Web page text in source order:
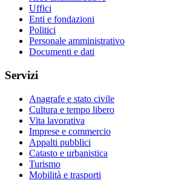
Uffici
Enti e fondazioni
Politici
Personale amministrativo
Documenti e dati
Servizi
Anagrafe e stato civile
Cultura e tempo libero
Vita lavorativa
Imprese e commercio
Appalti pubblici
Catasto e urbanistica
Turismo
Mobilità e trasporti